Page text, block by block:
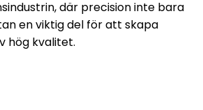
där precision inte bara
en viktig del för att skapa
hög kvalitet.